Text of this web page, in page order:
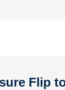
Flip